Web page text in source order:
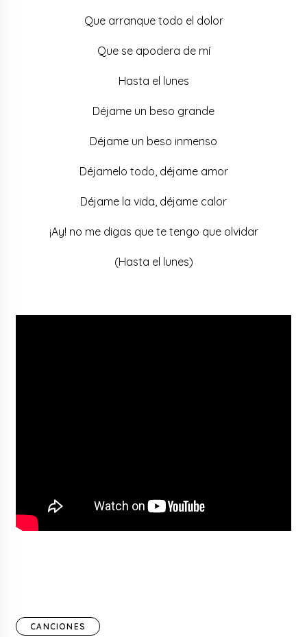
Que arranque todo el dolor
Que se apodera de mí
Hasta el lunes
Déjame un beso grande
Déjame un beso inmenso
Déjamelo todo, déjame amor
Déjame la vida, déjame calor
¡Ay! no me digas que te tengo que olvidar
(Hasta el lunes)
CANCIONES